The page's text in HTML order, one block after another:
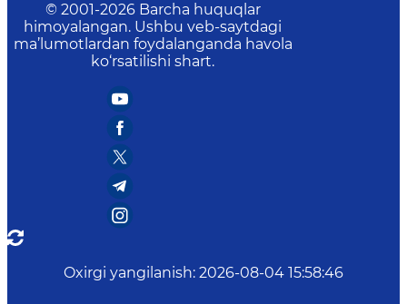
© 2001-2026 Barcha huquqlar
himoyalangan. Ushbu veb-saytdagi
ma’lumotlardan foydalanganda havola
ko‘rsatilishi shart.
Oxirgi yangilanish: 2026-08-04 15:58:46